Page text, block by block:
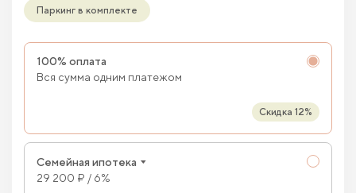
Паркинг в комплекте
100% оплата
Вся сумма одним платежом
Скидка 12%
Семейная ипотека
29 200 ₽ / 6%